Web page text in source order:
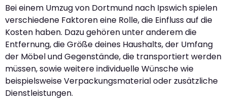
Bei einem Umzug von Dortmund nach Ipswich spielen
verschiedene Faktoren eine Rolle, die Einfluss auf die
Kosten haben. Dazu gehören unter anderem die
Entfernung, die Größe deines Haushalts, der Umfang
der Möbel und Gegenstände, die transportiert werden
müssen, sowie weitere individuelle Wünsche wie
beispielsweise Verpackungsmaterial oder zusätzliche
Dienstleistungen.